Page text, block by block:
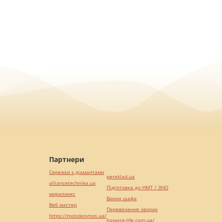
Партнери
Сережки з діамантами
alliancetechnika.ua
миралинкс
Веб мастер
https://motokosmos.ua/
pereklad.ua
Підготовка до НМТ / ЗНО
Винна шафа
Перевезення хворих
hospice-life.com.ua/